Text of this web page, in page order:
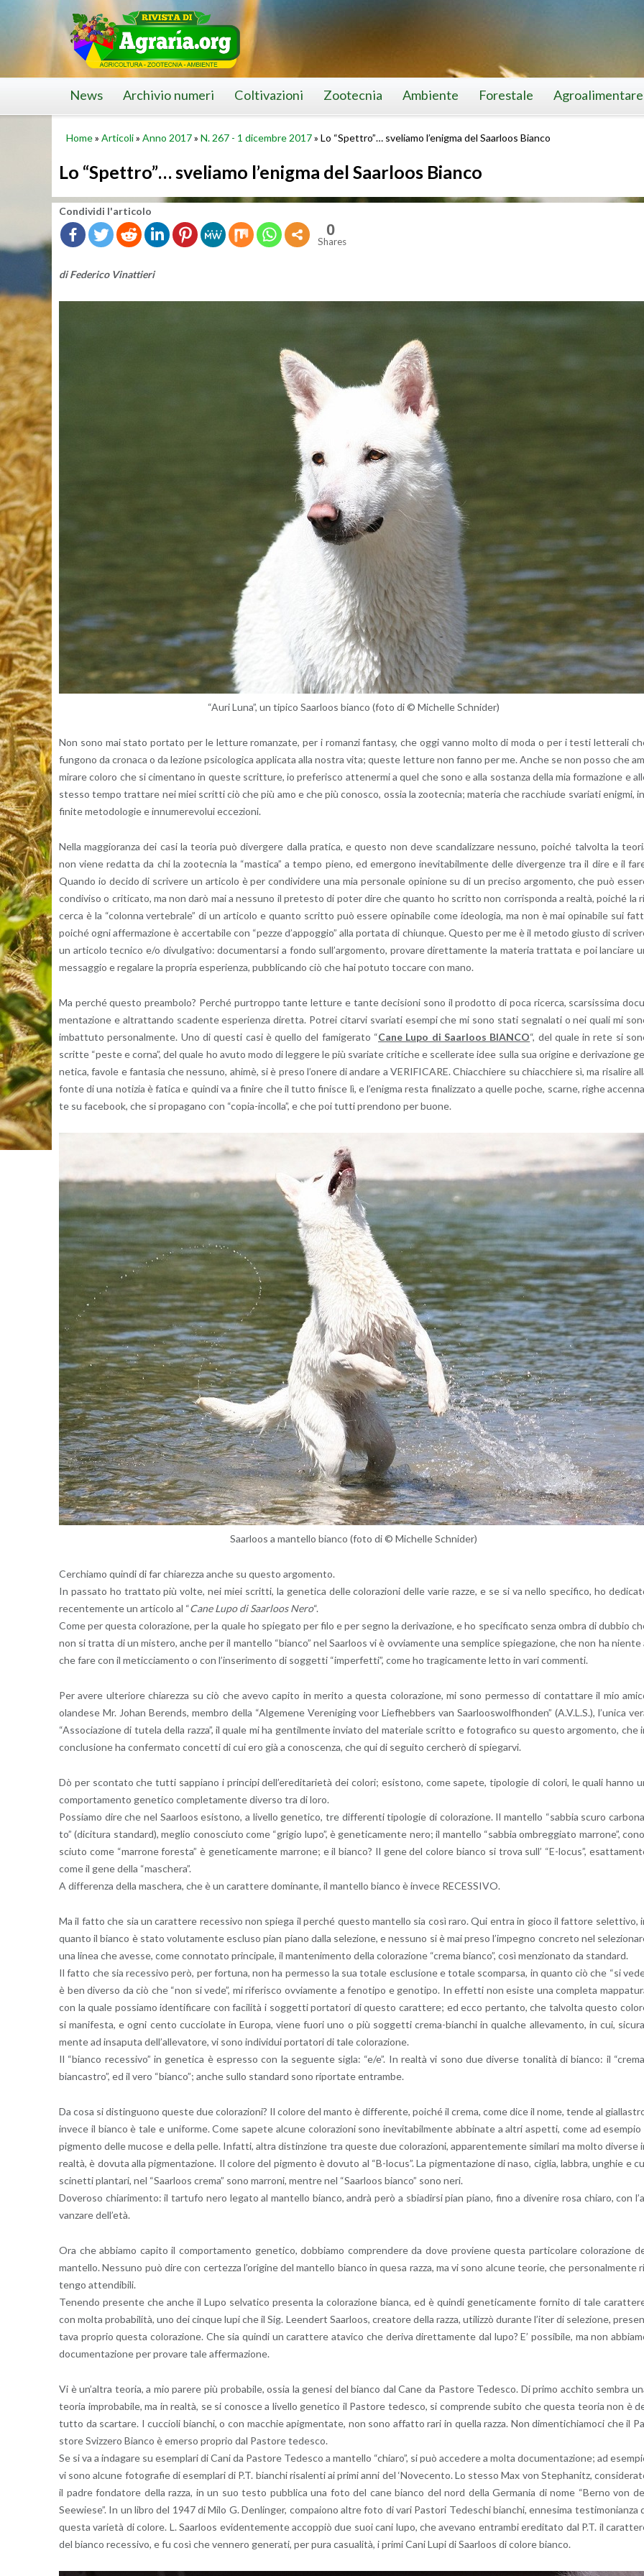
News Archivio numeri Coltivazioni Zootecnia Ambiente Forestale Agroalimentare
Home» Articoli» Anno 2017» N. 267 - 1 dicembre 2017» Lo “Spettro”… sveliamo l’enigma del Saarloos Bianco
Lo “Spettro”… sveliamo l’enigma del Saarloos Bianco
Con­di­vi­di l'ar­ti­co­lo
0
Shares
di Fe­de­ri­co Vi­nat­tie­ri
“Auri Luna”, un ti­pi­co Saar­loos bian­co (foto di © Mi­chel­le Sch­ni­der)
Non sono mai stato por­ta­to per le let­tu­re ro­man­za­te, per i ro­man­zi fan­ta­sy, che oggi vanno molto di moda o per i testi let­te­ra­li
fun­go­no da cro­na­ca o da le­zio­ne psi­co­lo­gi­ca ap­pli­ca­ta alla no­stra vita; que­ste let­tu­re non fanno per me. Anche se non posso che
mi­ra­re co­lo­ro che si ci­men­ta­no in que­ste scrit­tu­re, io pre­fe­ri­sco at­te­ner­mi a quel che sono e alla so­stan­za della mia for­ma­zio­ne e
stes­so tempo trat­ta­re nei miei scrit­ti ciò che più amo e che più co­no­sco, ossia la zoo­tec­nia; ma­te­ria che rac­chiu­de sva­ria­ti enig­mi,
fi­ni­te me­to­do­lo­gie e in­nu­me­re­vo­lui ec­ce­zio­ni.
Nella mag­gio­ran­za dei casi la teo­ria può di­ver­ge­re dalla pra­ti­ca, e que­sto non deve scan­da­liz­za­re nes­su­no, poi­ché tal­vol­ta la
non viene re­dat­ta da chi la zoo­tec­nia la “ma­sti­ca” a tempo pieno, ed emer­go­no ine­vi­ta­bil­men­te delle di­ver­gen­ze tra il dire e il
Quan­do io de­ci­do di scri­ve­re un ar­ti­co­lo è per con­di­vi­de­re una mia per­so­na­le opi­nio­ne su di un pre­ci­so ar­go­men­to, che può
con­di­vi­so o cri­ti­ca­to, ma non darò mai a nes­su­no il pre­te­sto di poter dire che quan­to ho scrit­to non cor­ri­spon­da a real­tà, poi­ché la
cer­ca è la “co­lon­na ver­te­bra­le” di un ar­ti­co­lo e quan­to scrit­to può es­se­re opi­na­bi­le come ideo­lo­gia, ma non è mai opi­na­bi­le sui
poi­ché ogni af­fer­ma­zio­ne è ac­cer­ta­bi­le con “pezze d’ap­pog­gio” alla por­ta­ta di chiun­que. Que­sto per me è il me­to­do giu­sto di
un ar­ti­co­lo tec­ni­co e/o di­vul­ga­ti­vo: do­cu­men­tar­si a fondo sul­l’ar­go­men­to, pro­va­re di­ret­ta­men­te la ma­te­ria trat­ta­ta e poi lan­cia­re
mes­sag­gio e re­ga­la­re la pro­pria espe­rien­za, pub­bli­can­do ciò che hai po­tu­to toc­ca­re con mano.
Ma per­ché que­sto pre­am­bo­lo? Per­ché pur­trop­po tante let­tu­re e tante de­ci­sio­ni sono il pro­dot­to di poca ri­cer­ca, scar­sis­si­ma
men­ta­zio­ne e al­trat­tan­do sca­den­te espe­rien­za di­ret­ta. Po­trei ci­tar­vi sva­ria­ti esem­pi che mi sono stati se­gna­la­ti o nei quali mi
im­bat­tu­to per­so­nal­men­te. Uno di que­sti casi è quel­lo del fa­mi­ge­ra­to “Cane Lupo di Saar­loos BIAN­CO“, del quale in rete si
scrit­te “peste e corna”, del quale ho avuto modo di leg­ge­re le più sva­ria­te cri­ti­che e scel­le­ra­te idee sulla sua ori­gi­ne e de­ri­va­zio­ne
ne­ti­ca, fa­vo­le e fan­ta­sia che nes­su­no, ahimè, si è preso l’o­ne­re di an­da­re a VE­RI­FI­CA­RE. Chiac­chie­re su chiac­chie­re sì, ma ri­sa­li­re
fonte di una no­ti­zia è fa­ti­ca e quin­di va a fi­ni­re che il tutto fi­ni­sce lì, e l’e­nig­ma resta fi­na­liz­za­to a quel­le poche, scar­ne, righe
te su fa­ce­book, che si pro­pa­ga­no con “co­pia-in­col­la”, e che poi tutti pren­do­no per buone.
Saar­loos a man­tel­lo bian­co (foto di © Mi­chel­le Sch­ni­der)
Cer­chia­mo quin­di di far chia­rez­za anche su que­sto ar­go­men­to.
In pas­sa­to ho trat­ta­to più volte, nei miei scrit­ti, la ge­ne­ti­ca delle co­lo­ra­zio­ni delle varie razze, e se si va nello spe­ci­fi­co, ho
re­cen­te­men­te un ar­ti­co­lo al “Cane Lupo di Saar­loos Nero“.
Come per que­sta co­lo­ra­zio­ne, per la quale ho spie­ga­to per filo e per segno la de­ri­va­zio­ne, e ho spe­ci­fi­ca­to senza ombra di dub­bio
non si trat­ta di un mi­ste­ro, anche per il man­tel­lo “bian­co” nel Saar­loos vi è ov­via­men­te una sem­pli­ce spie­ga­zio­ne, che non ha nien­te
che fare con il me­tic­cia­men­to o con l’in­se­ri­men­to di sog­get­ti “im­per­fet­ti”, come ho tra­gi­ca­men­te letto in vari com­men­ti.
Per avere ul­te­rio­re chia­rez­za su ciò che avevo ca­pi­to in me­ri­to a que­sta co­lo­ra­zio­ne, mi sono per­mes­so di con­tat­ta­re il mio
olan­de­se Mr. Johan Be­rends, mem­bro della “Al­ge­me­ne Ve­re­ni­ging voor Lie­f­heb­bers van Saar­loo­swol­fhon­den” (A.V.L.S.), l’u­ni­ca
“As­so­cia­zio­ne di tu­te­la della razza”, il quale mi ha gen­til­men­te in­via­to del ma­te­ria­le scrit­to e fo­to­gra­fi­co su que­sto ar­go­men­to, che
con­clu­sio­ne ha con­fer­ma­to con­cet­ti di cui ero già a co­no­scen­za, che qui di se­gui­to cer­che­rò di spie­gar­vi.
Dò per scon­ta­to che tutti sap­pia­no i prin­ci­pi del­l’e­re­di­ta­rie­tà dei co­lo­ri; esi­sto­no, come sa­pe­te, ti­po­lo­gie di co­lo­ri, le quali hanno
com­por­ta­men­to ge­ne­ti­co com­ple­ta­men­te di­ver­so tra di loro.
Pos­sia­mo dire che nel Saar­loos esi­sto­no, a li­vel­lo ge­ne­ti­co, tre dif­fe­ren­ti ti­po­lo­gie di co­lo­ra­zio­ne. Il man­tel­lo “sab­bia scuro
to” (di­ci­tu­ra stan­dard), me­glio co­no­sciu­to come “gri­gio lupo”, è ge­ne­ti­ca­men­te nero; il man­tel­lo “sab­bia om­breg­gia­to mar­ro­ne”,
sciu­to come “mar­ro­ne fo­re­sta” è ge­ne­ti­ca­men­te mar­ro­ne; e il bian­co? Il gene del co­lo­re bian­co si trova sull’ “E-lo­cus”,
come il gene della “ma­sche­ra”.
A dif­fe­ren­za della ma­sche­ra, che è un ca­rat­te­re do­mi­nan­te, il man­tel­lo bian­co è in­ve­ce RE­CES­SI­VO.
Ma il fatto che sia un ca­rat­te­re re­ces­si­vo non spie­ga il per­ché que­sto man­tel­lo sia così raro. Qui entra in gioco il fat­to­re se­let­ti­vo,
quan­to il bian­co è stato vo­lu­ta­men­te esclu­so pian piano dalla se­le­zio­ne, e nes­su­no si è mai preso l’im­pe­gno con­cre­to nel
una linea che aves­se, come con­no­ta­to prin­ci­pa­le, il man­te­ni­men­to della co­lo­ra­zio­ne “crema bian­co”, così men­zio­na­to da stan­dard.
Il fatto che sia re­ces­si­vo però, per for­tu­na, non ha per­mes­so la sua to­ta­le esclu­sio­ne e to­ta­le scom­par­sa, in quan­to ciò che “si
è ben di­ver­so da ciò che “non si vede”, mi ri­fe­ri­sco ov­via­men­te a fe­no­ti­po e ge­no­ti­po. In ef­fet­ti non esi­ste una com­ple­ta
con la quale pos­sia­mo iden­ti­fi­ca­re con fa­ci­li­tà i sog­get­ti por­ta­to­ri di que­sto ca­rat­te­re; ed ecco per­tan­to, che tal­vol­ta que­sto
si ma­ni­fe­sta, e ogni cento cuc­cio­la­te in Eu­ro­pa, viene fuori uno o più sog­get­ti cre­ma-bian­chi in qual­che al­le­va­men­to, in cui,
men­te ad in­sa­pu­ta del­l’al­le­va­to­re, vi sono in­di­vi­dui por­ta­to­ri di tale co­lo­ra­zio­ne.
Il “bian­co re­ces­si­vo” in ge­ne­ti­ca è espres­so con la se­guen­te sigla: “e/e”. In real­tà vi sono due di­ver­se to­na­li­tà di bian­co: il
bian­ca­stro”, ed il vero “bian­co”; anche sullo stan­dard sono ri­por­ta­te en­tram­be.
Da cosa si di­stin­guo­no que­ste due co­lo­ra­zio­ni? Il co­lo­re del manto è dif­fe­ren­te, poi­ché il crema, come dice il nome, tende al
in­ve­ce il bian­co è tale e uni­for­me. Come sa­pe­te al­cu­ne co­lo­ra­zio­ni sono ine­vi­ta­bil­men­te ab­bi­na­te a altri aspet­ti, come ad esem­pio
pig­men­to delle mu­co­se e della pelle. In­fat­ti, altra di­stin­zio­ne tra que­ste due co­lo­ra­zio­ni, ap­pa­ren­te­men­te si­mi­la­ri ma molto di­ver­se
real­tà, è do­vu­ta alla pig­men­ta­zio­ne. Il co­lo­re del pig­men­to è do­vu­to al “B-lo­cus”. La pig­men­ta­zio­ne di naso, ci­glia, lab­bra, un­ghie e
sci­net­ti plan­ta­ri, nel “Saar­loos crema” sono mar­ro­ni, men­tre nel “Saar­loos bian­co” sono neri.
Do­ve­ro­so chia­ri­men­to: il tar­tu­fo nero le­ga­to al man­tel­lo bian­co, andrà però a sbia­dir­si pian piano, fino a di­ve­ni­re rosa chia­ro, con
van­za­re del­l’e­tà.
Ora che ab­bia­mo ca­pi­to il com­por­ta­men­to ge­ne­ti­co, dob­bia­mo com­pren­de­re da dove pro­vie­ne que­sta par­ti­co­la­re co­lo­ra­zio­ne
man­tel­lo. Nes­su­no può dire con cer­tez­za l’o­ri­gi­ne del man­tel­lo bian­co in quesa razza, ma vi sono al­cu­ne teo­rie, che per­so­nal­men­te
ten­go at­ten­di­bi­li.
Te­nen­do pre­sen­te che anche il Lupo sel­va­ti­co pre­sen­ta la co­lo­ra­zio­ne bian­ca, ed è quin­di ge­ne­ti­ca­men­te for­ni­to di tale
con molta pro­ba­bi­li­tà, uno dei cin­que lupi che il Sig. Leen­dert Saar­loos, crea­to­re della razza, uti­liz­zò du­ran­te l’i­ter di se­le­zio­ne,
ta­va pro­prio que­sta co­lo­ra­zio­ne. Che sia quin­di un ca­rat­te­re ata­vi­co che de­ri­va di­ret­ta­men­te dal lupo? E’ pos­si­bi­le, ma non
do­cu­men­ta­zio­ne per pro­va­re tale af­fer­ma­zio­ne.
Vi è un’al­tra teo­ria, a mio pa­re­re più pro­ba­bi­le, ossia la ge­ne­si del bian­co dal Cane da Pa­sto­re Te­de­sco. Di primo ac­chi­to sem­bra
teo­ria im­pro­ba­bi­le, ma in real­tà, se si co­no­sce a li­vel­lo ge­ne­ti­co il Pa­sto­re te­de­sco, si com­pren­de su­bi­to che que­sta teo­ria non è
tutto da scar­ta­re. I cuc­cio­li bian­chi, o con mac­chie apig­men­ta­te, non sono af­fat­to rari in quel­la razza. Non di­men­ti­chia­mo­ci che il
sto­re Sviz­ze­ro Bian­co è emer­so pro­prio dal Pa­sto­re te­de­sco.
Se si va a in­da­ga­re su esem­pla­ri di Cani da Pa­sto­re Te­de­sco a man­tel­lo “chia­ro”, si può ac­ce­de­re a molta do­cu­men­ta­zio­ne; ad
vi sono al­cu­ne fo­to­gra­fie di esem­pla­ri di P.T. bian­chi ri­sa­len­ti ai primi anni del ‘No­ve­cen­to. Lo stes­so Max von Ste­pha­ni­tz,
il padre fon­da­to­re della razza, in un suo testo pub­bli­ca una foto del cane bian­co del nord della Ger­ma­nia di nome “Berno von
Seewie­se”. In un libro del 1947 di Milo G. Den­lin­ger, com­pa­io­no altre foto di vari Pa­sto­ri Te­de­schi bian­chi, en­ne­si­ma te­sti­mo­nian­za
que­sta va­rie­tà di co­lo­re. L. Saar­loos evi­den­te­men­te ac­cop­piò due suoi cani lupo, che ave­va­no en­tram­bi ere­di­ta­to dal P.T. il
del bian­co re­ces­si­vo, e fu così che ven­ne­ro ge­ne­ra­ti, per pura ca­sua­li­tà, i primi Cani Lupi di Saar­loos di co­lo­re bian­co.